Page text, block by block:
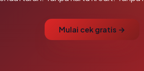
Mulai cek gratis →